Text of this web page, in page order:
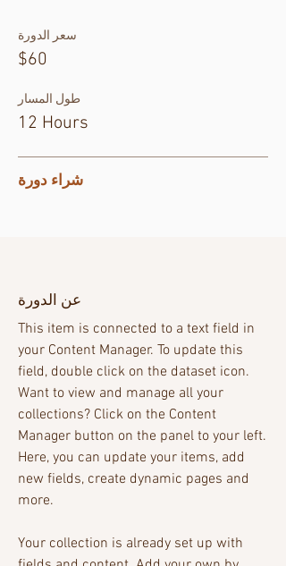
سعر الدورة
$60
طول المسار
12 Hours
شراء دورة
عن الدورة
This item is connected to a text field in
your Content Manager. To update this
field, double click on the dataset icon.
Want to view and manage all your
collections? Click on the Content
Manager button on the panel to your left.
Here, you can update your items, add
new fields, create dynamic pages and
more.
Your collection is already set up with